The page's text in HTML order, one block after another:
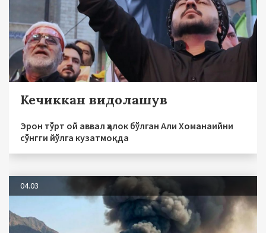
Кечиккан видолашув
Эрон тўрт ой аввал ҳалок бўлган Али Хоманаийни
сўнгги йўлга кузатмоқда
04.03